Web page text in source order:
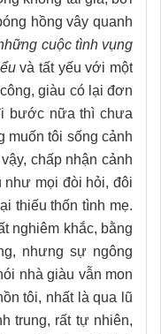
hồng vây quanh
cuộc tình vụng
và tất yếu với một
giàu có lại đơn
bước nữa thì chưa
muốn tôi sống cảnh
chấp nhận cảnh
như mọi đòi hỏi, đôi
thiếu thốn tình mẹ.
nghiêm khắc, bằng
nhưng sự ngông
nhà giàu vẫn mon
tôi, nhất là qua lũ
trung, rất tự nhiên,